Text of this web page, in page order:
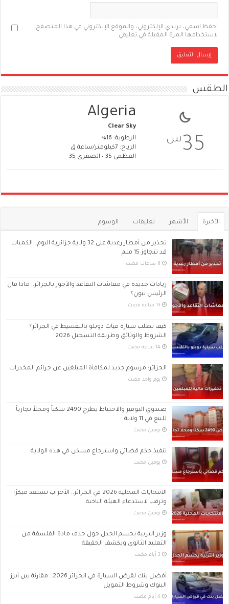
احفظ اسمي، بريدي الإلكتروني، والموقع الإلكتروني في هذا المتصفح
لاستخدامها المرة المقبلة في تعليقي.
الطقس
35 س
Algeria
Clear Sky
الرطوبة: 16%
الرياح: 7كيلومتر/ساعة ق
العظمى 35 • الصغرى 35
الأخيرة الأشهر تعليقات الوسوم
تحذير من أمطار رعدية على 32 ولاية جزائرية اليوم.. الكميات
قد تتجاوز 15 ملم
زيادات جديدة في معاشات التقاعد والأجور بالجزائر.. ماذا قال
الرئيس تبون؟
كيف تطلب سيارة فيات دوبلو بالتقسيط في الجزائر؟
الشروط والوثائق وطريقة التسجيل 2026
الجزائر: مرسوم جديد لمكافأة المبلغين عن جرائم المخدرات
‏يوم واحد مضت
صندوق التوفير والاحتياط يطرح 2490 سكناً ومحلاً تجارياً
للبيع في 11 ولاية
‏يومين مضت
تنفيذ حكم قضائي واسترجاع مسكن في هذه الولاية
‏يومين مضت
الانتخابات المحلية 2026 في الجزائر.. الأحزاب تستعد مبكرًا
وترقب لاستدعاء الهيئة الناخبة
‏يومين مضت
وزير التربية يحسم الجدل حول حذف مادة الفلسفة من
التعليم الثانوي ويكشف الحقيقة
أفضل بنك لقرض السيارة في الجزائر 2026.. مقارنة بين أبرز
البنوك وشروط التمويل